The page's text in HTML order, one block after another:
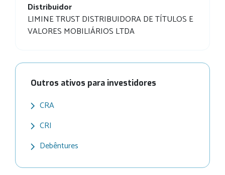
Distribuidor
LIMINE TRUST DISTRIBUIDORA DE TÍTULOS E
VALORES MOBILIÁRIOS LTDA
Outros ativos para investidores
CRA
CRI
Debêntures